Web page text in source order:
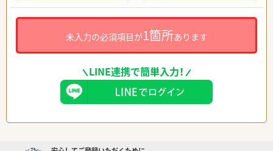
未入力の必須項目が1箇所あります
LINE連携で簡単入力！